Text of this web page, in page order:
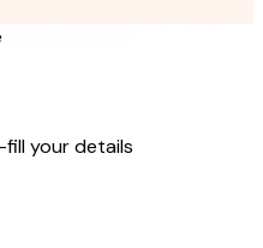
your details